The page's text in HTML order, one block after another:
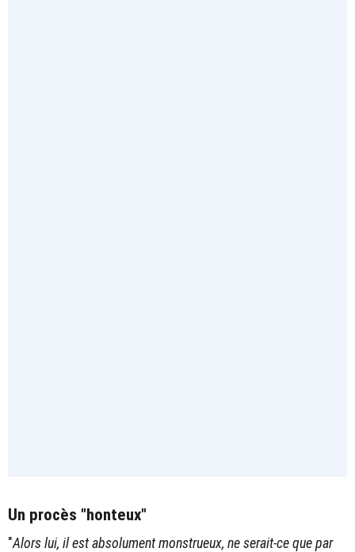
Un procès "honteux"
"Alors lui, il est absolument monstrueux, ne serait-ce que par